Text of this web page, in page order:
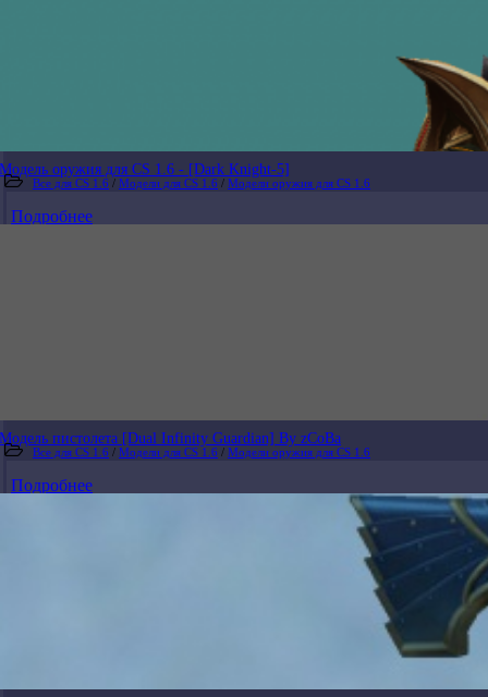
Модель оружия для CS 1.6 - [Dark Knight-5]
Все для CS 1.6 / Модели для CS 1.6 / Модели оружия для CS 1.6
Подробнее
Модель пистолета [Dual Infinity Guardian] By zCoBa
Все для CS 1.6 / Модели для CS 1.6 / Модели оружия для CS 1.6
Подробнее